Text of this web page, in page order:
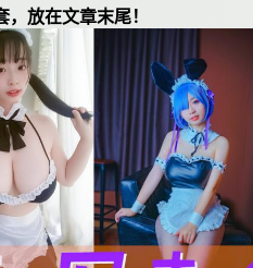
放在文章末尾！